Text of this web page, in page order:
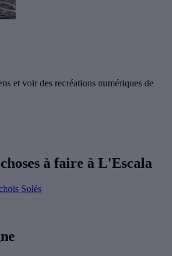
et voir des recréations numériques de
à faire à L'Escala
Solés